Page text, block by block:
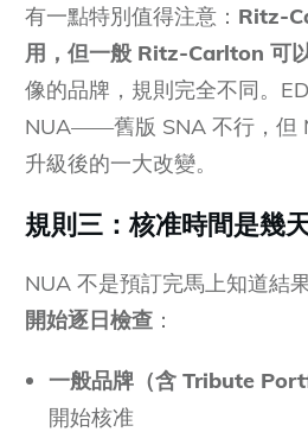
有一點特別值得注意： Ritz-
用，但一般 Ritz-Carlton 可以
像的品牌，規則完全不同。
NUA——舊版 SNA 不行，但
升級後的一大改變。
規則三：核准時間是幾
NUA 不是預訂完馬上知道結
開始逐日檢查 ：
一般品牌（含 Tribute
開始核准